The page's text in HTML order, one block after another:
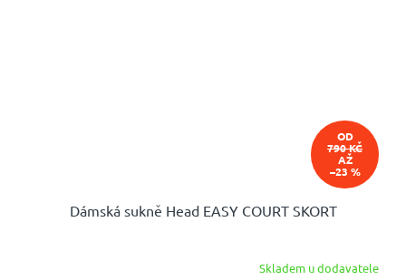
OD
790 KČ
AŽ
–23 %
Dámská sukně Head EASY COURT SKORT
Skladem u dodavatele